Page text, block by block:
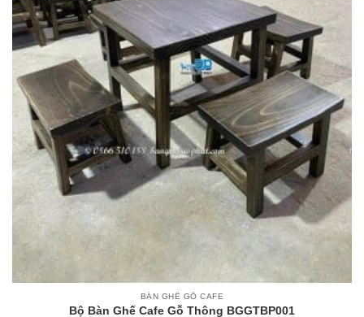
BÀN GHẾ GỖ CAFE
Bộ Bàn Ghế Cafe Gỗ Thông BGGTBP001